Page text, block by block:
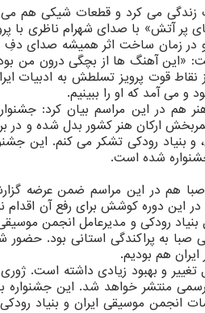
زندگی می كرد و قطعات شیكی
پر آتش» با صدای شهرام ناظری با
زمان ساخت اثر همیشه صدای دفِ
«این آهنگ ها از بچگی درون من
نقاط قوت پرویز تسلطش به ادبیات
می آمد كه او را ببینیم.
هم در این مراسم بیان كرد:
ثمربخش اركان هنر كشور بدل شده و
و بنیاد رودكی تشكر می كنم. این
شده است.
هم در این مراسم ضمن عرضه
دوره كوشش برای رفع آن اقدام
رودكی و مدیرعامل انجمن موسیقی
به پراكندگی استانی بود. حضور
هم بودیم.
و بهبود زیادی داشته است.
انجمن موسیقی ایران و بنیاد